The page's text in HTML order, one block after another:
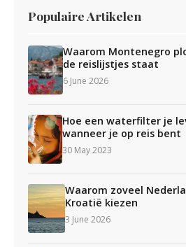
Populaire Artikelen
Waarom Montenegro
de reislijstjes staat
6 June 2026
Hoe een waterfilter je
wanneer je op reis bent
30 May 2023
Waarom zoveel
Kroatië kiezen
3 June 2026